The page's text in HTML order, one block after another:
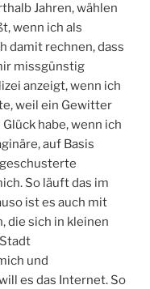
Jahren, wählen
wenn ich als
damit rechnen, dass
missgünstig
anzeigt, wenn ich
weil ein Gewitter
habe, wenn ich
auf Basis
So läuft das im
ist es auch mit
die sich in kleinen
und
es das Internet. So